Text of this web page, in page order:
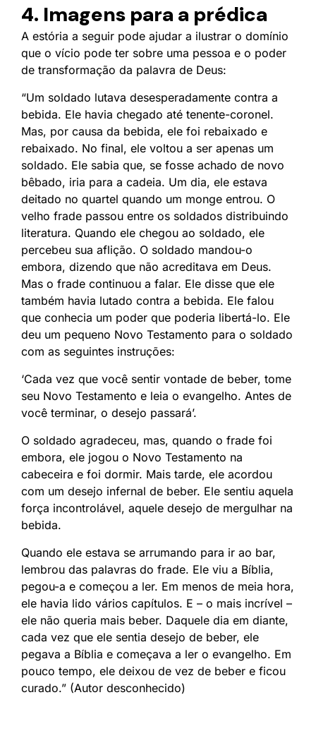
4. Imagens para a prédica
A estória a seguir pode ajudar a ilustrar o domínio
que o vício pode ter sobre uma pessoa e o poder
de transformação da palavra de Deus:
“Um soldado lutava desesperadamente contra a
bebida. Ele havia chegado até tenente-coronel.
Mas, por causa da bebida, ele foi rebaixado e
rebaixado. No final, ele voltou a ser apenas um
soldado. Ele sabia que, se fosse achado de novo
bêbado, iria para a cadeia. Um dia, ele estava
deitado no quartel quando um monge entrou. O
velho frade passou entre os soldados distribuindo
literatura. Quando ele chegou ao soldado, ele
percebeu sua aflição. O soldado mandou-o
embora, dizendo que não acreditava em Deus.
Mas o frade continuou a falar. Ele disse que ele
também havia lutado contra a bebida. Ele falou
que conhecia um poder que poderia libertá-lo. Ele
deu um pequeno Novo Testamento para o soldado
com as seguintes instruções:
‘Cada vez que você sentir vontade de beber, tome
seu Novo Testamento e leia o evangelho. Antes de
você terminar, o desejo passará’.
O soldado agradeceu, mas, quando o frade foi
embora, ele jogou o Novo Testamento na
cabeceira e foi dormir. Mais tarde, ele acordou
com um desejo infernal de beber. Ele sentiu aquela
força incontrolável, aquele desejo de mergulhar na
bebida.
Quando ele estava se arrumando para ir ao bar,
lembrou das palavras do frade. Ele viu a Bíblia,
pegou-a e começou a ler. Em menos de meia hora,
ele havia lido vários capítulos. E – o mais incrível –
ele não queria mais beber. Daquele dia em diante,
cada vez que ele sentia desejo de beber, ele
pegava a Bíblia e começava a ler o evangelho. Em
pouco tempo, ele deixou de vez de beber e ficou
curado.” (Autor desconhecido)